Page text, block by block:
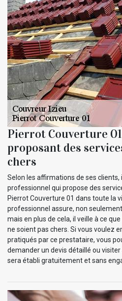
Pierrot Couverture
proposant des
chers
Selon les affirmations de ses clients,
professionnel qui propose des
Pierrot Couverture 01 dans toute la
professionnel assure, non
mais en plus de cela, il veille à ce
ne soient pas chers. Si vous voulez
pratiqués par ce prestataire, vous
demander un devis détaillé ou
sera établi gratuitement et sans